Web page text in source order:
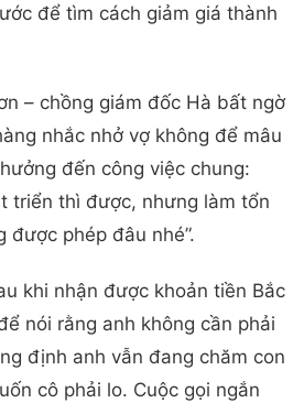
để tìm cách giảm giá thành
– chồng giám đốc Hà bất ngờ
nhắc nhở vợ không để mâu
đến công việc chung:
triển thì được, nhưng làm tổn
được phép đâu nhé”.
khi nhận được khoản tiền Bắc
nói rằng anh không cần phải
định anh vẫn đang chăm con
cô phải lo. Cuộc gọi ngắn